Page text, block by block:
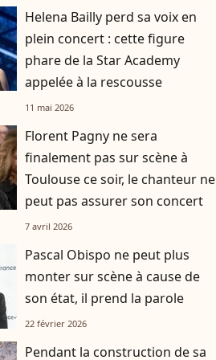
Helena Bailly perd sa voix en
plein concert : cette figure
phare de la Star Academy
appelée à la rescousse
11 mai 2026
Florent Pagny ne sera
finalement pas sur scène à
Toulouse ce soir, le chanteur ne
peut pas assurer son concert
7 avril 2026
Pascal Obispo ne peut plus
monter sur scène à cause de
son état, il prend la parole
22 février 2026
Pendant la construction de sa